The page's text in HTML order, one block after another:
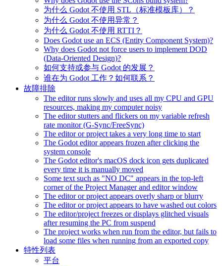
为什么 Godot 不使用 STL（标准模板库）？
为什么 Godot 不使用异常？
为什么 Godot 不使用 RTTI？
Does Godot use an ECS (Entity Component System)?
Why does Godot not force users to implement DOD
(Data-Oriented Design)?
如何支持或参与 Godot 的发展？
谁在为 Godot 工作？如何联系？
故障排除
The editor runs slowly and uses all my CPU and GPU
resources, making my computer noisy
The editor stutters and flickers on my variable refresh
rate monitor (G-Sync/FreeSync)
The editor or project takes a very long time to start
The Godot editor appears frozen after clicking the
system console
The Godot editor's macOS dock icon gets duplicated
every time it is manually moved
Some text such as "NO DC" appears in the top-left
corner of the Project Manager and editor window
The editor or project appears overly sharp or blurry
The editor or project appears to have washed out colors
The editor/project freezes or displays glitched visuals
after resuming the PC from suspend
The project works when run from the editor, but fails to
load some files when running from an exported copy
特性列表
平台